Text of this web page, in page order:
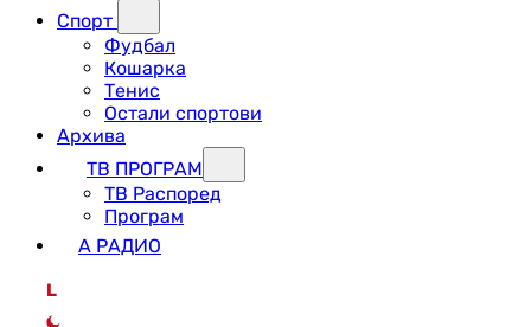
Спорт
Фудбал
Кошарка
Тенис
Остали спортови
Архива
ТВ ПРОГРАМ
ТВ Распоред
Програм
А РАДИО
L